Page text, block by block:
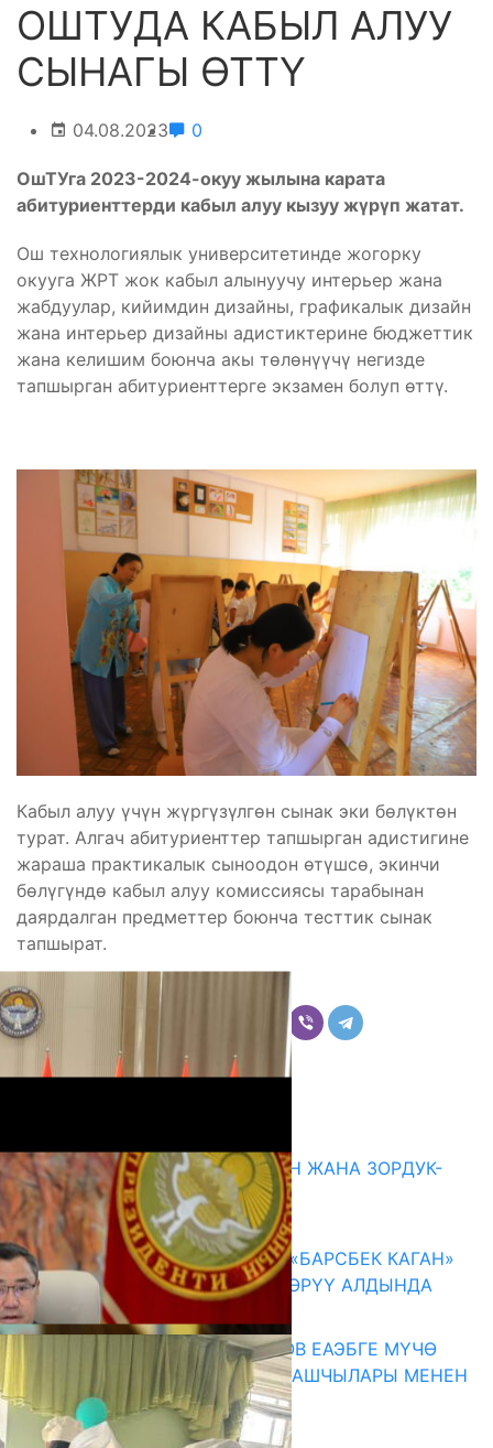
ОШТУДА КАБЫЛ АЛУУ
СЫНАГЫ ӨТТҮ
04.08.2023 0
ОшТУга 2023-2024-окуу жылына карата
абитуриенттерди кабыл алуу кызуу жүрүп жатат.
Ош технологиялык университетинде жогорку
окууга ЖРТ жок кабыл алынуучу интерьер жана
жабдуулар, кийимдин дизайны, графикалык дизайн
жана интерьер дизайны адистиктерине бюджеттик
жана келишим боюнча акы төлөнүүчү негизде
тапшырган абитуриенттерге экзамен болуп өттү.
Кабыл алуу үчүн жүргүзүлгөн сынак эки бөлүктөн
турат. Алгач абитуриенттер тапшырган адистигине
жараша практикалык сыноодон өтүшсө, экинчи
бөлүгүндө кабыл алуу комиссиясы тарабынан
даярдалган предметтер боюнча тесттик сынак
тапшырат.
Комментарийлер
ГЕНДЕРДИК БАСМЫРЛООДОН ЖАНА ЗОРДУК-
ЗОМБУЛУКТАН КОРГОО
07.08.2026
КЫРГЫЗ ТАРЫХЫ ТАСМАДА: «БАРСБЕК КАГАН»
КӨРКӨМ ТАСМАСЫ ЖАРЫК КӨРҮҮ АЛДЫНДА
07.08.2026
ПРЕЗИДЕНТ САДЫР ЖАПАРОВ ЕАЭБГЕ МҮЧӨ
МАМЛЕКЕТТЕРДИН ӨКМӨТ БАШЧЫЛАРЫ МЕНЕН
ЖОЛУГУШТУ
07.08.2026